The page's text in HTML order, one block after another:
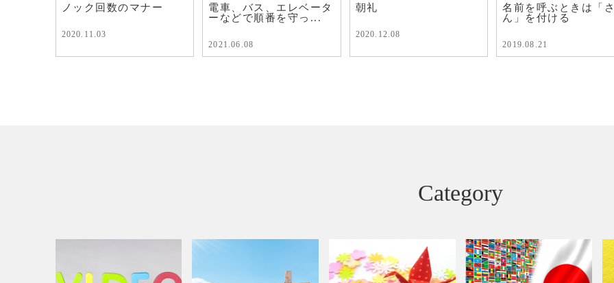
ノック回数のマナー
2020.11.03
電車、バス、エレベータ
ーなどで順番を守っ...
2021.06.08
朝礼
2020.12.08
名前を呼ぶときは「
ん」を付ける
2019.08.21
Category